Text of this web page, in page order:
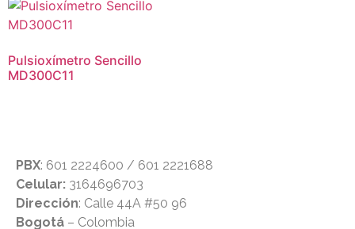
Pulsioxímetro Sencillo
MD300C11
PBX: 601 2224600 / 601 2221688
Celular: 3164696703
Dirección: Calle 44A #50 96
Bogotá – Colombia